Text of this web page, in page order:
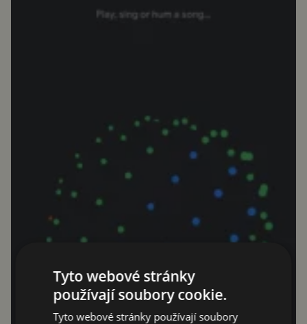
Tyto webové stránky
používají soubory cookie.
Tyto webové stránky používají soubory